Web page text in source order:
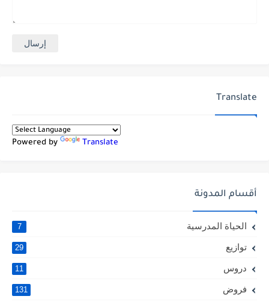
Translate
Powered by Translate
أقسام المدونة
الحياة المدرسية 7
توازيع 29
دروس 11
فروض 131